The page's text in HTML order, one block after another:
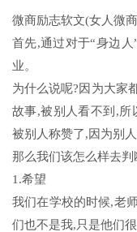
微商励志软文(女人微
首先,通过对于“身边
业。
为什么说呢?因为大家
故事,被别人看不到,所
被别人称赞了,因为别
那么我们该怎么样去
1.希望
我们在学校的时候,老
们也不是我,只是他们